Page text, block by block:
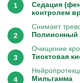
Седация
контролем
Снимает
Полиионный
Очищение
Тиоктовая
Мильгамма